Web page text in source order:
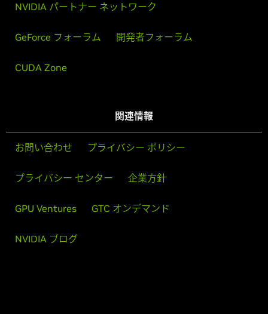
NVIDIA パートナー ネットワーク
GeForce フォーラム 開発者フォーラム
CUDA Zone
関連情報
お問い合わせ プライバシー ポリシー
プライバシー センター 企業方針
GPU Ventures GTC オンデマンド
NVIDIA ブログ